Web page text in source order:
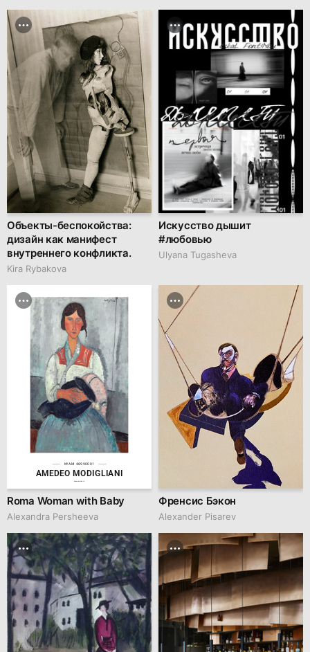
Объекты-беспокойства:
дизайн как манифест
внутреннего конфликта.
Kira Rybakova
Искусство дышит
#любовью
Ulyana Tugasheva
№AM 48990001
AMEDEO MODIGLIANI
Roma Woman with Baby
Alexandra Persheeva
Френсис Бэкон
Alexander Pisarev